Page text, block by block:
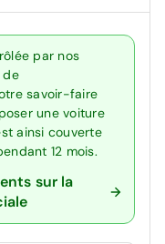
par nos
de
savoir-faire
une voiture
ainsi couverte
12 mois.
sur la